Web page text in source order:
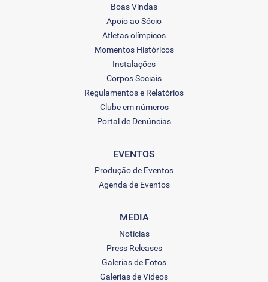
Boas Vindas
Apoio ao Sócio
Atletas olímpicos
Momentos Históricos
Instalações
Corpos Sociais
Regulamentos e Relatórios
Clube em números
Portal de Denúncias
EVENTOS
Produção de Eventos
Agenda de Eventos
MEDIA
Notícias
Press Releases
Galerias de Fotos
Galerias de Vídeos